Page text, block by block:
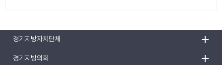
경기지방자치단체
경기지방의회